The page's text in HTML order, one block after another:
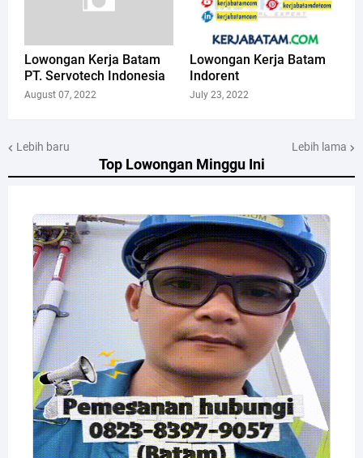
Top Lowongan Minggu Ini
Lowongan Kerja Batam
PT. Servotech Indonesia
August 07, 2022
Lowongan Kerja Batam
Indorent
July 23, 2022
Lebih baru Lebih lama